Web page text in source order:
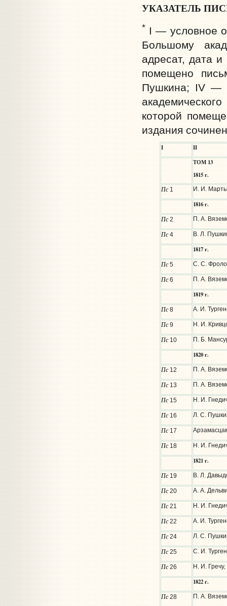
УКАЗАТЕЛЬ
* I — условное
Большому
адресат, дата
помещено
Пушкина; IV —
которой
издания
I
II
ТОМ 13
1815 г.
Пс 1 И. И.
1816 г.
Пс2 П. А.
Пс4 В. Л.
1817 г.
Пс5 С. С.
Пс6 П. А.
1819 г.
Пс8 А. И.
Пс9 Н. И.
Пс 10 П. Б.
1820 г.
Пс 12 П. А.
Пс 13 П. А.
Пс 15 Н. И.
Пс 16 Л. С.
Пс 17
Пс 18 Н. И.
1821 г.
Пс 19 В. Л.
Пс20 А. А.
Пс21 Н. И.
Пс22 А. И.
Пс24 Л. С.
Пс25 С. И.
Пс26 Н. И.
1822 г.
Пс28 П. А.